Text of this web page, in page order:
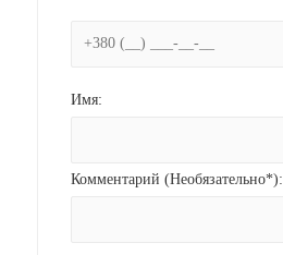
Имя:
Комментарий (Необязательно*):